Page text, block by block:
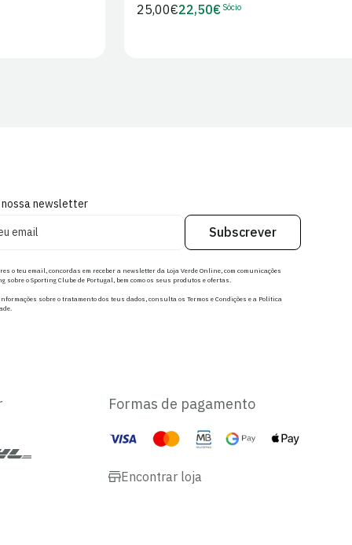
Preço
25,00€Preço
22,50€ Sócio
nossa newsletter
Subscrever
o teu email, concordas em receber a newsletter da Loja Verde Online, com comunicações
sobre o Sporting Clube de Portugal, bem como os seus produtos e ofertas.
sobre o tratamento dos teus dados, consulta os Termos e Condições e a Política
Formas de pagamento
Encontrar loja